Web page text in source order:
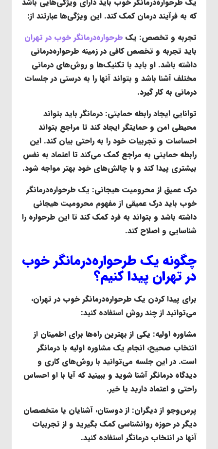
که به فرآیند درمان کمک کند. این ویژگی‌ها عبارتند از:
تجربه و تخصص: یک طرحواره‌درمانگر خوب در تهران
باید تجربه و تخصص کافی در زمینه طرحواره‌درمانی
داشته باشد. او باید با تکنیک‌ها و روش‌های درمانی
مختلف آشنا باشد و بتواند آنها را به درستی در جلسات
درمانی به کار گیرد.
توانایی ایجاد رابطه حمایتی: درمانگر باید بتواند
محیطی امن و حمایتگر ایجاد کند تا مراجع بتواند
احساسات و تجربیات خود را به راحتی بیان کند. این
رابطه حمایتی به مراجع کمک می‌کند تا اعتماد به نفس
بیشتری پیدا کند و با چالش‌های خود بهتر مواجه شود.
درک عمیق از محرومیت هیجانی: یک طرحواره‌درمانگر
خوب باید درک عمیقی از مفهوم محرومیت هیجانی
داشته باشد و بتواند به فرد کمک کند تا این طرحواره را
شناسایی و اصلاح کند.
چگونه یک طرحواره‌درمانگر خوب
در تهران پیدا کنیم؟
برای پیدا کردن یک طرحواره‌درمانگر خوب در تهران،
می‌توانید از چند روش استفاده کنید:
مشاوره اولیه: یکی از بهترین راه‌ها برای اطمینان از
انتخاب صحیح، انجام یک مشاوره اولیه با درمانگر
است. در این جلسه می‌توانید با روش‌های کاری و
دیدگاه درمانگر آشنا شوید و ببینید که آیا با او احساس
راحتی و اعتماد دارید یا خیر.
پرس‌وجو از دیگران: از دوستان، آشنایان یا متخصصان
دیگر در حوزه روانشناسی کمک بگیرید و از تجربیات
آنها در انتخاب درمانگر استفاده کنید.